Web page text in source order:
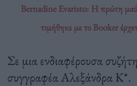
Bernadine Evaristo: Η πρώτη
τιμήθηκε με το Booker
Σε μια ενδιαφέρουσα
συγγραφέα Αλεξάνδρα Κ*.